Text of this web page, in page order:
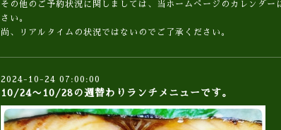
その他のご予約状況に関しましては、当ホームぺージのカレンダ
さい。
尚、リアルタイムの状況ではないのでご了承ください。
2024-10-24 07:00:00
10/24〜10/28の週替わりランチメニューです。